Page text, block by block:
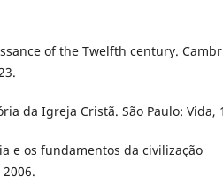
of the Twelfth century.
da Igreja Cristã. São Paulo: Vida,
e os fundamentos da civilização